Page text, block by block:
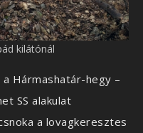
kilátónál
Hármashatár-hegy –
SS alakulat
a lovagkeresztes